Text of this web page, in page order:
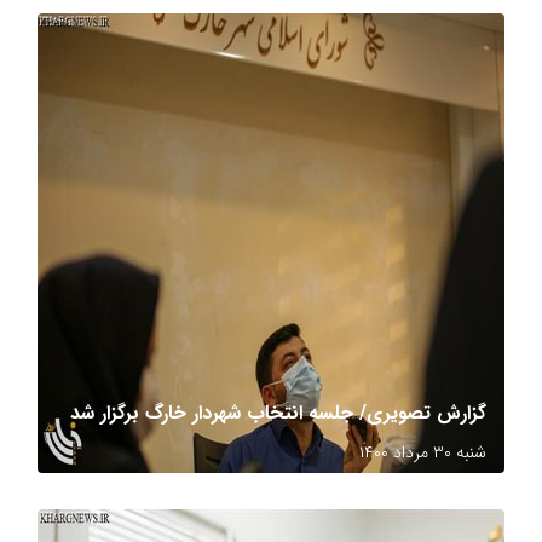
گزارش تصویری/ جلسه انتخاب شهردار خارگ برگزار شد
شنبه ۳۰ مرداد ۱۴۰۰
عکاس: رضا حاتمی